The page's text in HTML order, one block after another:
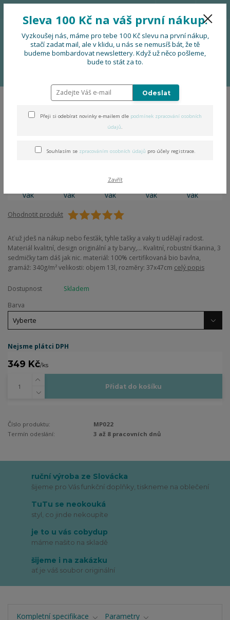
Menu
0 Kč
Folklorní vak
Ohodnotit produkt
Ať už jdeš na nákup nebo fesťák, tyhle tašky a vaky ti udělají radost.
Materiál kvalitní, design originální a ty barvy,... Kvalitní, robustní tkanina, 3
sedmičky tam dáš jak nic. materiál: 100% certifikovaná bio bavlna,
gramáž: 340g/m² velikosti: objem 13l, rozměry: 37x47cm celý popis
Dostupnost
Skladem
Barva
Nejsme plátci DPH
349 Kč/ks
Přidat do košíku
Číslo produktu:
MP022
Termín odeslání:
3 až 8 pracovních dnů
ruční výroba ze Slovácka
šijeme pro Vás funkční doplňky, tiskneme na oblečení
TuTu se neokouká
styl, co jinde nekoupíte
je to u vás cobydup
máme našito na skladě
šijeme i na zakázku
ať je váš soubor originální
Kompletní specifikace
Parametry
Sleva 100 Kč na váš první nákup.
Vyzkoušej nás, máme pro tebe 100 Kč slevu na první nákup,
stačí zadat mail, ale v klidu, u nás se nemusíš bát, že tě
budeme bombardovat newslettery. Když už něco pošleme,
bude to stát za to.
Odeslat
Přeji si odebírat novinky e-mailem dle podmínek zpracování osobních
údajů.
Souhlasím se zpracováním osobních údajů pro účely registrace.
Zavřít